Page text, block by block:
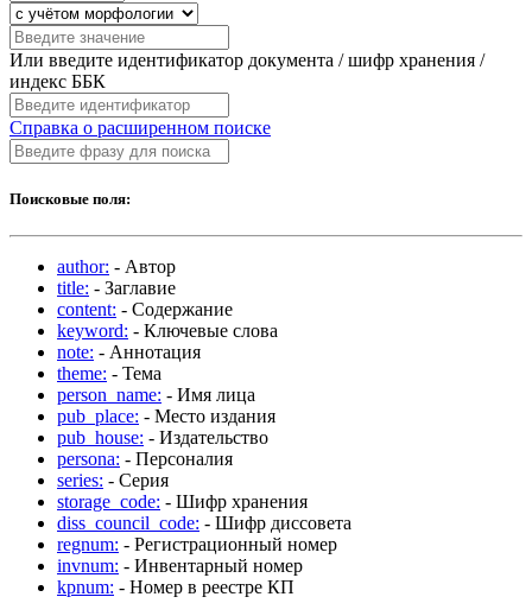
Или введите идентификатор документа / шифр хранения /
индекс ББК
Справка о расширенном поиске
Поисковые поля:
author: - Автор
title: - Заглавие
content: - Содержание
keyword: - Ключевые слова
note: - Аннотация
theme: - Тема
person_name: - Имя лица
pub_place: - Место издания
pub_house: - Издательство
persona: - Персоналия
series: - Серия
storage_code: - Шифр хранения
diss_council_code: - Шифр диссовета
regnum: - Регистрационный номер
invnum: - Инвентарный номер
kpnum: - Номер в реестре КП